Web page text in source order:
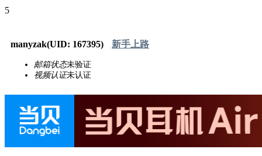
5
manyzak(UID: 167395) 新手上路
邮箱状态未验证
视频认证未认证